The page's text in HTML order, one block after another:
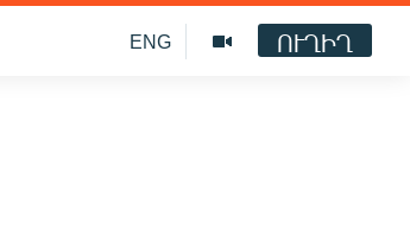
ENG ՈՒՂԻՂ